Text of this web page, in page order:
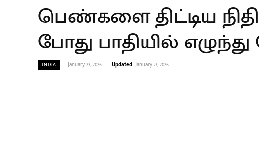
பெண்களை திட்டிய
போது பாதியில்
INDIA January 23, 2026 Updated: January 23, 2026